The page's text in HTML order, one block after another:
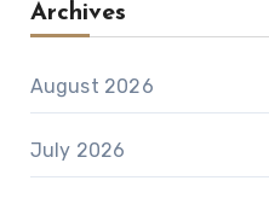
Archives
August 2026
July 2026